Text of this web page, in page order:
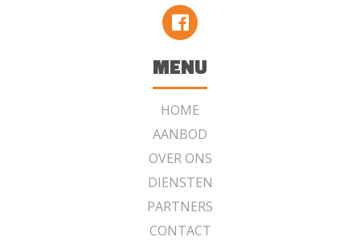
MENU
HOME
AANBOD
OVER ONS
DIENSTEN
PARTNERS
CONTACT